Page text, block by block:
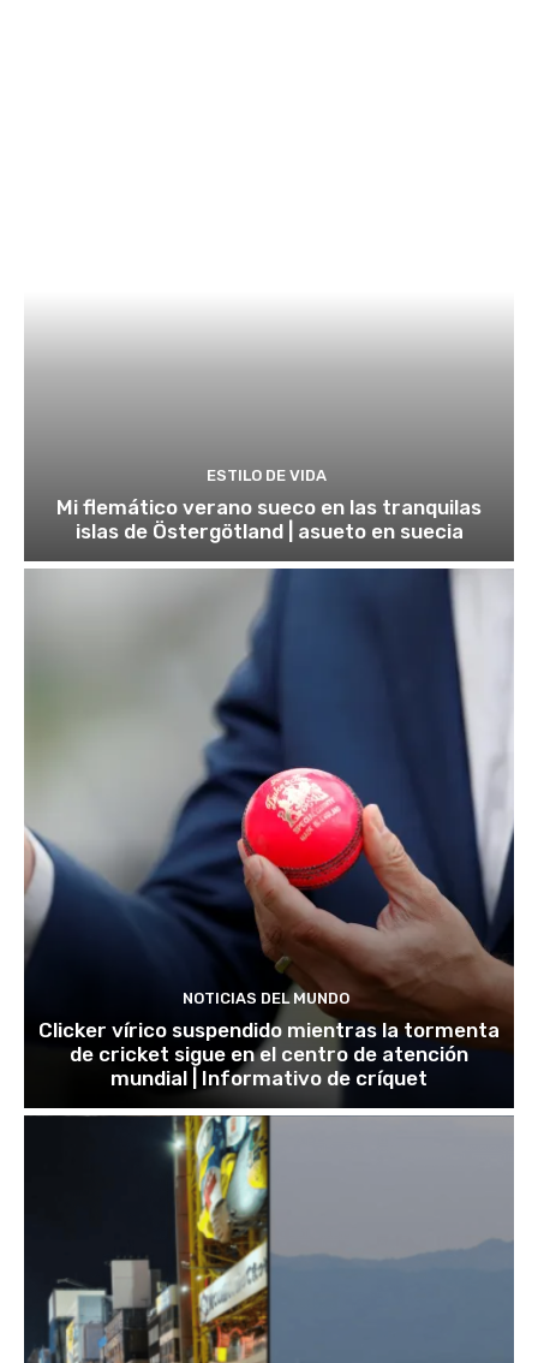
ESTILO DE VIDA
Mi flemático verano sueco en las tranquilas
islas de Östergötland | asueto en suecia
NOTICIAS DEL MUNDO
Clicker vírico suspendido mientras la tormenta
de cricket sigue en el centro de atención
mundial | Informativo de críquet